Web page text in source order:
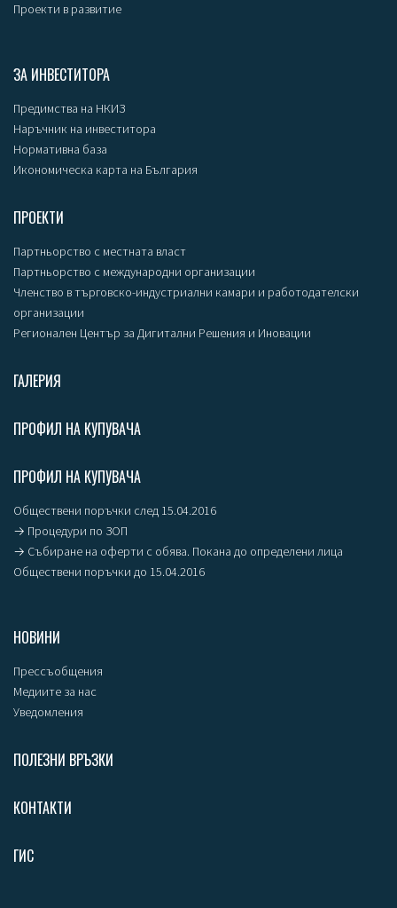
Проекти в развитие
ЗА ИНВЕСТИТОРА
Предимства на НКИЗ
Наръчник на инвеститора
Нормативна база
Икономическа карта на България
ПРОЕКТИ
Партньорство с местната власт
Партньорство с международни организации
Членство в търговско-индустриални камари и работодателски
организации
Регионален Център за Дигитални Решения и Иновации
ГАЛЕРИЯ
ПРОФИЛ НА КУПУВАЧА
ПРОФИЛ НА КУПУВАЧА
Обществени поръчки след 15.04.2016
→ Процедури по ЗОП
→ Събиране на оферти с обява. Покана до определени лица
Обществени поръчки до 15.04.2016
НОВИНИ
Прессъобщения
Медиите за нас
Уведомления
ПОЛЕЗНИ ВРЪЗКИ
КОНТАКТИ
ГИС